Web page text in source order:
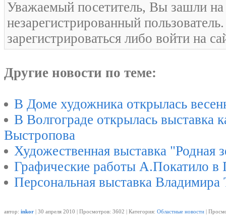
Уважаемый посетитель, Вы зашли на
незарегистрированный
зарегистрироваться либо войти на
Другие новости по теме:
В Доме художника открылась
В Волгограде открылась выставка
Выстропова
Художественная выставка "Родная
Графические работы А.Покатило в
Персональная выставка Владимира
автор: inkor | 30 апреля 2010 | Просмотров: 3602 | Категория: Областные новости |